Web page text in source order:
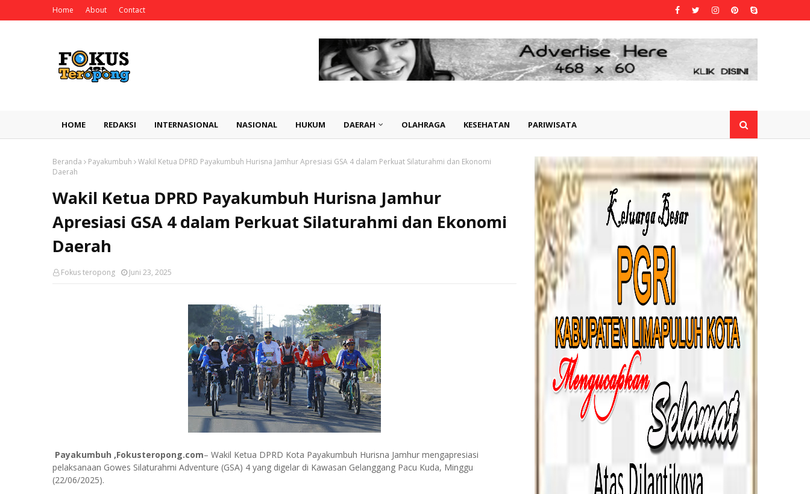
Home About Contact
HOME REDAKSI INTERNASIONAL NASIONAL HUKUM DAERAH OLAHRAGA KESEHATAN PARIWISATA
Beranda Payakumbuh
Wakil Ketua DPRD Payakumbuh Hurisna Jamhur Apresiasi GSA 4 dalam Perkuat Silaturahmi dan Ekonomi
Daerah
Wakil Ketua DPRD Payakumbuh Hurisna Jamhur
Apresiasi GSA 4 dalam Perkuat Silaturahmi dan Ekonomi
Daerah
Fokus teropong Juni 23, 2025
Payakumbuh ,Fokusteropong.com– Wakil Ketua DPRD Kota Payakumbuh Hurisna Jamhur mengapresiasi
pelaksanaan Gowes Silaturahmi Adventure (GSA) 4 yang digelar di Kawasan Gelanggang Pacu Kuda, Minggu
(22/06/2025).